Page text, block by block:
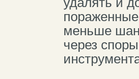
меньше
через